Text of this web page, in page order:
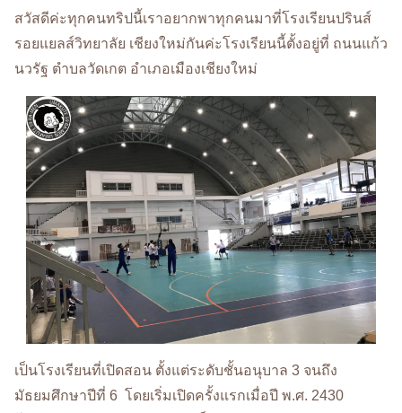
สวัสดีค่ะทุกคนทริปนี้เราอยากพาทุกคนมาที่โรงเรียนปรินส์
รอยแยลส์วิทยาลัย เชียงใหม่กันค่ะโรงเรียนนี้ตั้งอยู่ที่ ถนนแก้ว
นวรัฐ ตำบลวัดเกต อำเภอเมืองเชียงใหม่
เป็นโรงเรียนที่เปิดสอน ตั้งแต่ระดับชั้นอนุบาล 3 จนถึง
มัธยมศึกษาปีที่ 6 โดยเริ่มเปิดครั้งแรกเมื่อปี พ.ศ. 2430